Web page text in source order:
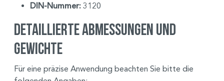
DIN-Nummer: 3120
Detaillierte Abmessungen und
Gewichte
Für eine präzise Anwendung beachten Sie bitte die